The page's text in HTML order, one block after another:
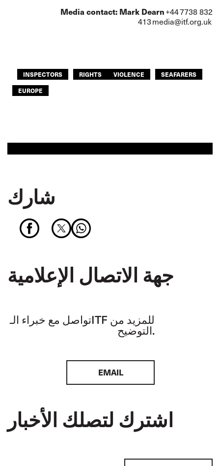
Media contact: Mark Dearn+44 7738 832
413media@itf.org.uk
INSPECTORS RIGHTS VIOLENCE
SEAFARERS
EUROPE
شارك
جهة الاتصال الإعلامية
تواصل مع خبراء الـITF للمزيد من
التوضيح.
EMAIL
اشترك لتصلك الأخبار